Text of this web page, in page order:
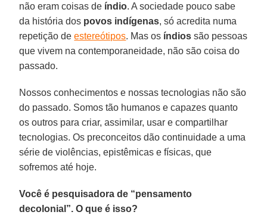
não eram coisas de índio. A sociedade pouco sabe
da história dos povos indígenas, só acredita numa
repetição deestereótipos. Mas os índios são pessoas
que vivem na contemporaneidade, não são coisa do
passado.
Nossos conhecimentos e nossas tecnologias não são
do passado. Somos tão humanos e capazes quanto
os outros para criar, assimilar, usar e compartilhar
tecnologias. Os preconceitos dão continuidade a uma
série de violências, epistêmicas e físicas, que
sofremos até hoje.
Você é pesquisadora de “pensamento
decolonial”. O que é isso?